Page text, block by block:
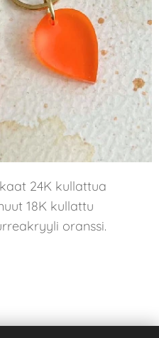
24K kullattua
18K kullattu
oranssi.